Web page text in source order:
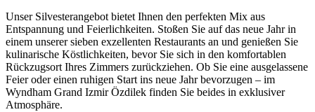
Unser Silvesterangebot bietet Ihnen den perfekten Mix aus
Entspannung und Feierlichkeiten. Stoßen Sie auf das neue Jahr in
einem unserer sieben exzellenten Restaurants an und genießen Sie
kulinarische Köstlichkeiten, bevor Sie sich in den komfortablen
Rückzugsort Ihres Zimmers zurückziehen. Ob Sie eine ausgelassene
Feier oder einen ruhigen Start ins neue Jahr bevorzugen – im
Wyndham Grand Izmir Özdilek finden Sie beides in exklusiver
Atmosphäre.